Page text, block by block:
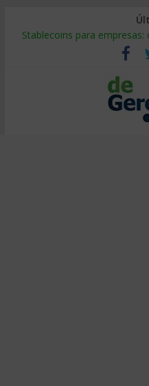
Stablecoins para
Despido silencioso: qué es
IA en selección de
Trabajo forzoso en la
Mercado hispano de EE.